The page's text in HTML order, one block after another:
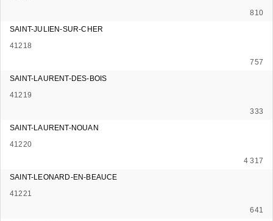
810
SAINT-JULIEN-SUR-CHER
41218
757
SAINT-LAURENT-DES-BOIS
41219
333
SAINT-LAURENT-NOUAN
41220
4 317
SAINT-LEONARD-EN-BEAUCE
41221
641